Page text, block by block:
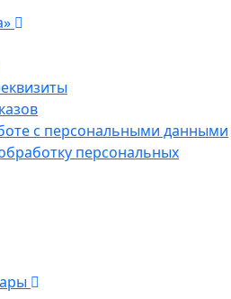
с персональными данными
персональных